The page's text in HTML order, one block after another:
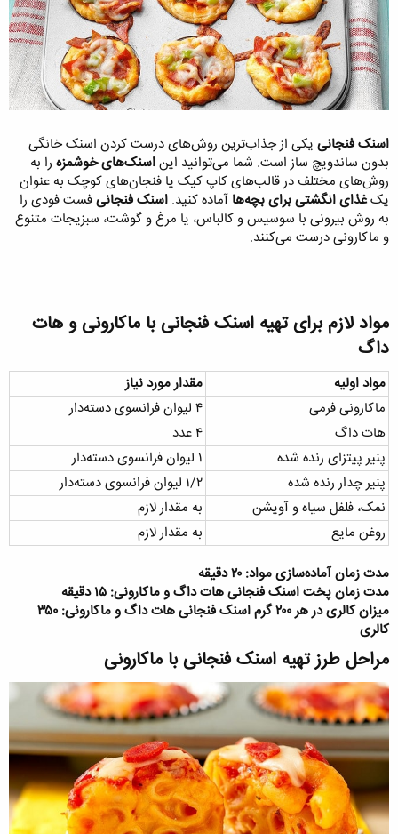
اسنک فنجانی یکی از جذاب‌ترین روش‌های درست کردن اسنک خانگی
بدون ساندویچ ساز است. شما می‌توانید ایناسنک‌های خوشمزه را به
روش‌های مختلف در قالب‌های کاپ کیک یا فنجان‌های کوچک به عنوان
یکغذای انگشتی برای بچه‌ها آماده کنید. اسنک فنجانیفست فودی را
به روش بیرونی با سوسیس و کالباس، یا مرغ و گوشت، سبزیجات متنوع
و ماکارونی درست می‌کنند.
مواد لازم برای تهیه اسنک فنجانی با ماکارونی و هات
داگ​
مواد اولیه
مقدار مورد نیاز
ماکارونی فرمی
۴ لیوان فرانسوی دسته‌دار
هات داگ
۴ عدد
پنیر پیتزای رنده شده
۱ لیوان فرانسوی دسته‌دار
پنیر چدار رنده شده
۱/۲ لیوان فرانسوی دسته‌دار
نمک، فلفل سیاه و آویشن
به مقدار لازم
روغن مایع
به مقدار لازم
مدت زمان آماده‌سازی مواد: ۲۰ دقیقه
مدت زمان پخت اسنک فنجانی هات داگ و ماکارونی: ۱۵ دقیقه
میزان کالری در هر ۲۰۰ گرم اسنک فنجانی هات داگ و ماکارونی: ۳۵۰
کالری
مراحل طرز تهیه اسنک فنجانی با ماکارونی​